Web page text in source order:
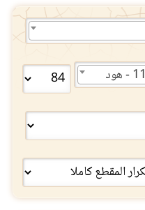
11 - هود